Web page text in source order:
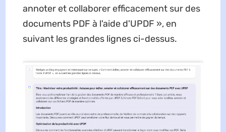
annoter et collaborer efficacement sur des
documents PDF à l'aide d'UPDF », en
suivant les grandes lignes ci-dessus.